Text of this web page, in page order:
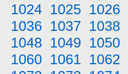
1024 1025 1026
1036 1037 1038
1048 1049 1050
1060 1061 1062